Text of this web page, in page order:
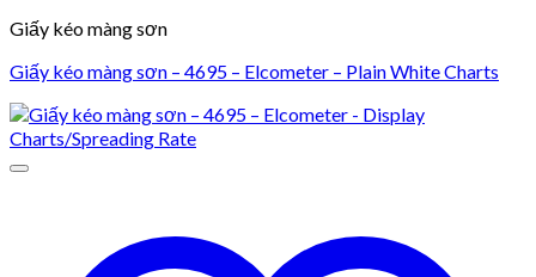
Giấy kéo màng sơn
Giấy kéo màng sơn – 4695 – Elcometer – Plain White Charts